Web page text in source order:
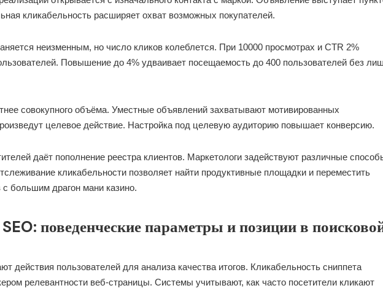
кликабельность расширяет охват возможных покупателей.
неизменным, но число кликов колеблется. При 10000 просмотрах и CTR 2%
Повышение до 4% удваивает посещаемость до 400 пользователей без
совокупного объёма. Уместные объявлений захватывают мотивированных
целевое действие. Настройка под целевую аудиторию повышает конверсию.
даёт пополнение реестра клиентов. Маркетологи задействуют различные
кликабельности позволяет найти продуктивные площадки и переместить
большим драгон мани казино.
поведенческие параметры и позиции в
действия пользователей для анализа качества итогов. Кликабельность сниппета
релевантности веб-страницы. Системы учитывают, как часто посетители кликают